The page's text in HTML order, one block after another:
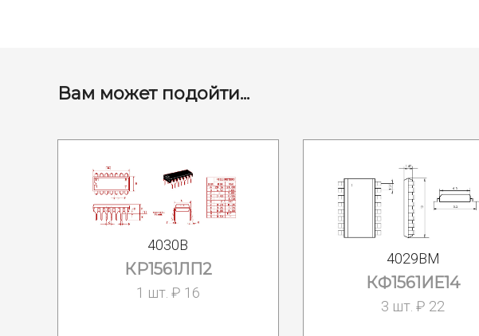
Вам может подойти...
4030B
КР1561ЛП2
1 шт. ₽ 16
4029BM
КФ1561ИЕ14
3 шт. ₽ 22